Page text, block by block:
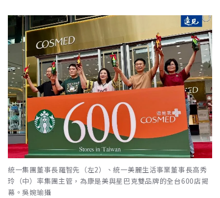
統一集團董事長羅智先（左2）、統一美麗生活事業董事長高秀
玲（中）率集團主管，為康是美與星巴克雙品牌的全台600店揭
幕。吳婉瑜攝